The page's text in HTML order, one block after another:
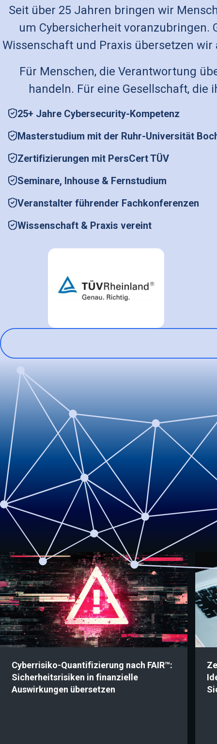
Seit über 25 Jahren bringen wir
um Cybersicherheit
Wissenschaft und Praxis übersetzen
Für Menschen, die Verantwortung
handeln. Für eine Gesellschaft,
25+ Jahre Cybersecurity-Kompetenz
Masterstudium mit der Ruhr-Universität
Zertifizierungen mit PersCert TÜV
Seminare, Inhouse & Fernstudium
Veranstalter führender Fachkonferenzen
Wissenschaft & Praxis vereint
Cyberrisiko-Quantifizierung nach FAIR™:
Sicherheitsrisiken in finanzielle
Auswirkungen übersetzen